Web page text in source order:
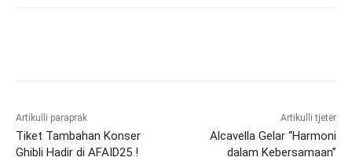
Artikulli paraprak
Tiket Tambahan Konser
Ghibli Hadir di AFAID25 !
Artikulli tjetër
Alcavella Gelar “Harmoni
dalam Kebersamaan”